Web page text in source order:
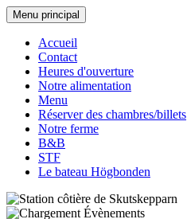
Menu principal
Accueil
Contact
Heures d'ouverture
Notre alimentation
Menu
Réserver des chambres/billets
Notre ferme
B&B
STF
Le bateau Högbonden